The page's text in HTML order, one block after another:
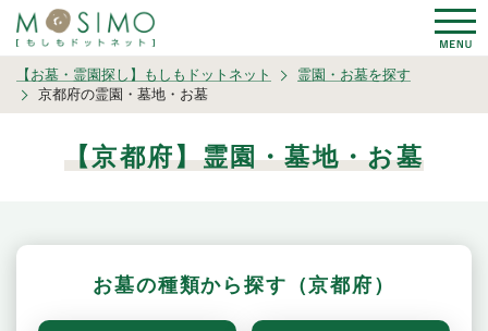
【お墓・霊園探し】もしもドットネット
霊園・お墓を探す
京都府の霊園・墓地・お墓
【京都府】霊園・墓地・お墓
お墓の種類から探す（京都府）